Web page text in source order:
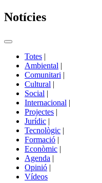
Notícies
Commutador
portals
Totes |
Ambiental |
Comunitari |
Cultural |
Social |
Internacional |
Projectes |
Jurídic |
Tecnològic |
Formació |
Econòmic |
Agenda |
Opinió |
Vídeos